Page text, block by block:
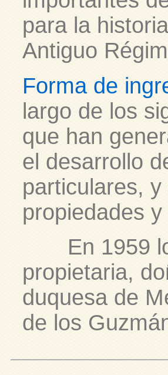
para la
Antiguo
Forma de
largo de los
que han
el desarrollo
particulares,
propiedades y
En 1959
propietaria,
duquesa de
de los